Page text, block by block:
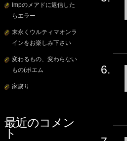
Impのメアドに返信した
らエラー
末永くウルティマオンラ
インをお楽しみ下さい
変わるもの、変わらない
もの(ポエム
家腐り
最近のコメン
ト